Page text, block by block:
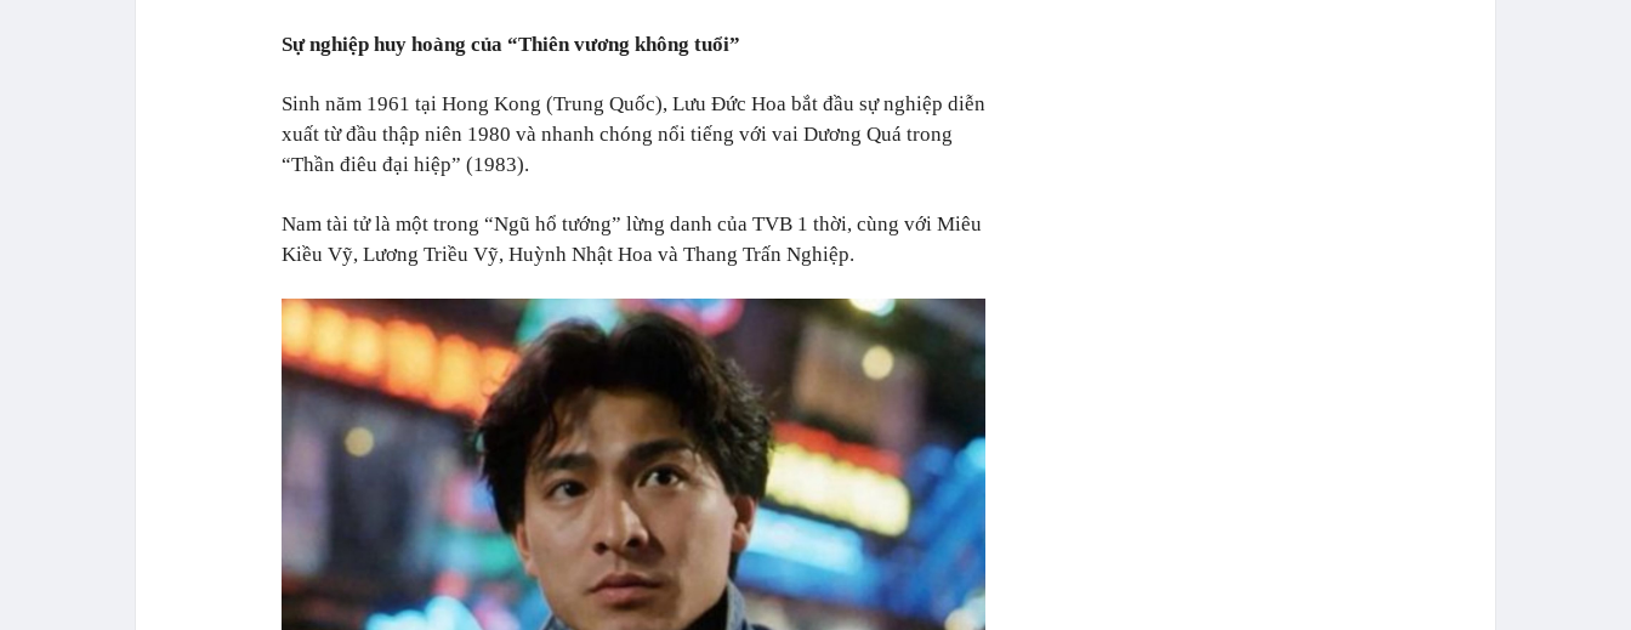
Sự nghiệp huy hoàng của “Thiên vương không tuổi”
Sinh năm 1961 tại Hong Kong (Trung Quốc), Lưu Đức Hoa bắt đầu sự nghiệp diễn
xuất từ đầu thập niên 1980 và nhanh chóng nổi tiếng với vai Dương Quá trong
“Thần điêu đại hiệp” (1983).
Nam tài tử là một trong “Ngũ hổ tướng” lừng danh của TVB 1 thời, cùng với Miêu
Kiều Vỹ, Lương Triều Vỹ, Huỳnh Nhật Hoa và Thang Trấn Nghiệp.